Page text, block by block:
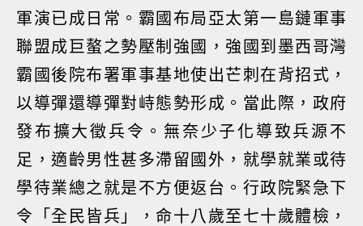
軍演已成日常。霸國布局亞太第一島鏈軍事
聯盟成巨螯之勢壓制強國，強國到墨西哥灣
霸國後院布署軍事基地使出芒刺在背招式，
以導彈還導彈對峙態勢形成。當此際，政府
發布擴大徵兵令。無奈少子化導致兵源不
足，適齡男性甚多滯留國外，就學就業或待
學待業總之就是不方便返台。行政院緊急下
令「全民皆兵」，命十八歲至七十歲體檢，